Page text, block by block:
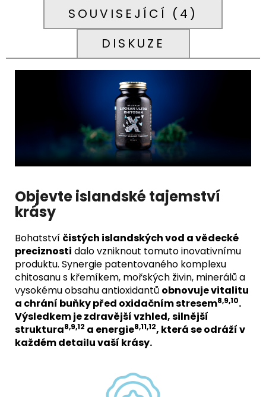
SOUVISEJÍCÍ (4)
DISKUZE
Objevteislandské tajemství
krásy
Bohatství čistých islandských vod a vědecké
preciznosti dalo vzniknout tomuto inovativnímu
produktu. Synergie patentovaného komplexu
chitosanu s křemíkem, mořských živin, minerálů a
vysokému obsahu antioxidantů obnovuje vitalitu
a chrání buňky před oxidačním stresem8,9,10.
Výsledkem je zdravější vzhled, silnější
struktura8,9,12 a energie8,11,12, která se odráží v
každém detailu vaší krásy.